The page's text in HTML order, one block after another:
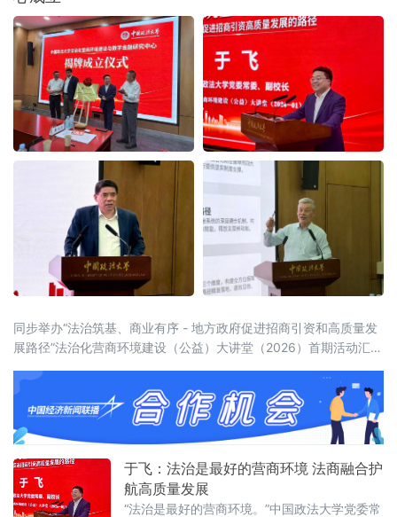
同步举办“法治筑基、商业有序 - 地方政府促进招商引资和高质量发
展路径”法治化营商环境建设（公益）大讲堂（2026）首期活动汇聚
同聚焦法治化营商环境建设的理论前沿与实践路径。中国政法大学
党委常委、副校长于飞，全国政协委员、中国政法
于飞：法治是最好的营商环境 法商融合护
航高质量发展
“法治是最好的营商环境。”中国政法大学党委常